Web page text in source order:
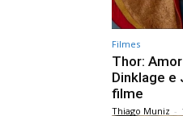
Filmes
Thor:
Dinklage
filme
Thiago Muniz -